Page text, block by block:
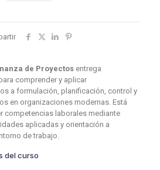
de Proyectosentrega
comprender y aplicar
a formulación, planificación, control y
en organizaciones modernas. Está
competencias laborales mediante
aplicadas y orientación a
de trabajo.
del curso